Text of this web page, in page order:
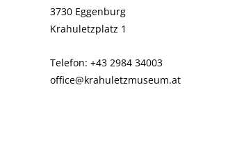
3730 Eggenburg
Krahuletzplatz 1
Telefon: +43 2984 34003
office@krahuletzmuseum.at